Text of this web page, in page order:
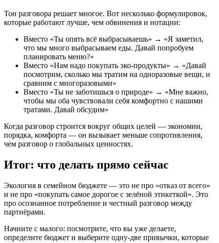
Тон разговора решает многое. Вот несколько формулировок,
которые работают лучше, чем обвинения и нотации:
Вместо «Ты опять всё выбрасываешь» → «Я заметил,
что мы много выбрасываем еды. Давай попробуем
планировать меню?»
Вместо «Нам надо покупать эко-продукты» → «Давай
посмотрим, сколько мы тратим на одноразовые вещи, и
сравним с многоразовыми»
Вместо «Ты не заботишься о природе» → «Мне важно,
чтобы мы оба чувствовали себя комфортно с нашими
тратами. Давай обсудим»
Когда разговор строится вокруг общих целей — экономии,
порядка, комфорта — он вызывает меньше сопротивления,
чем разговор о глобальных ценностях.
Итог: что делать прямо сейчас
Экология в семейном бюджете — это не про «отказ от всего»
и не про «покупать самое дорогое с зелёной этикеткой». Это
про осознанное потребление и честный разговор между
партнёрами.
Начните с малого: посмотрите, что вы уже делаете,
определите бюджет и выберите одну-две привычки, которые